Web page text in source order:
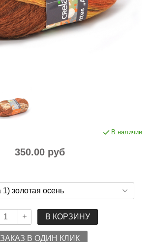
В наличии
350.00 руб
В КОРЗИНУ
ЗАКАЗ В ОДИН КЛИК